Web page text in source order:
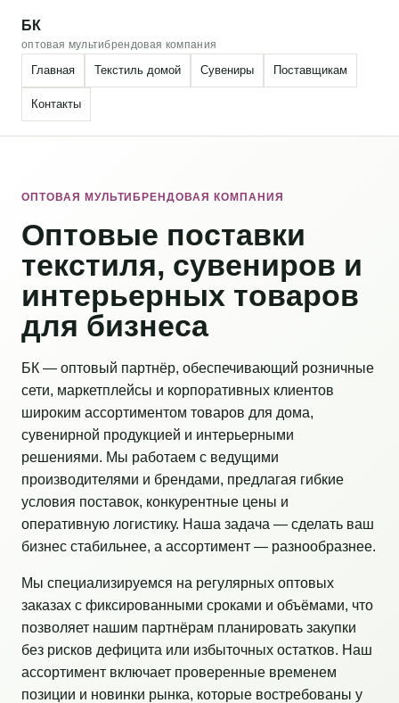
БК
оптовая мультибрендовая компания
Главная Текстиль домой Сувениры Поставщикам
Контакты
ОПТОВАЯ МУЛЬТИБРЕНДОВАЯ КОМПАНИЯ
Оптовые поставки
текстиля, сувениров и
интерьерных товаров
для бизнеса
БК — оптовый партнёр, обеспечивающий розничные
сети, маркетплейсы и корпоративных клиентов
широким ассортиментом товаров для дома,
сувенирной продукцией и интерьерными
решениями. Мы работаем с ведущими
производителями и брендами, предлагая гибкие
условия поставок, конкурентные цены и
оперативную логистику. Наша задача — сделать ваш
бизнес стабильнее, а ассортимент — разнообразнее.
Мы специализируемся на регулярных оптовых
заказах с фиксированными сроками и объёмами, что
позволяет нашим партнёрам планировать закупки
без рисков дефицита или избыточных остатков. Наш
ассортимент включает проверенные временем
позиции и новинки рынка, которые востребованы у